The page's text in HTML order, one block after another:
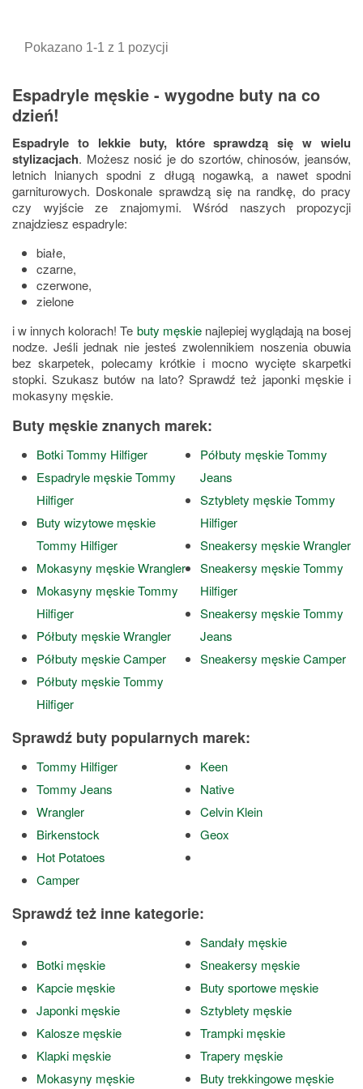
Pokazano 1-1 z 1 pozycji
Espadryle męskie - wygodne buty na co
dzień!
Espadryle to lekkie buty, które sprawdzą się w wielu
stylizacjach. Możesz nosić je do szortów, chinosów, jeansów,
letnich lnianych spodni z długą nogawką, a nawet spodni
garniturowych. Doskonale sprawdzą się na randkę, do pracy
czy wyjście ze znajomymi. Wśród naszych propozycji
znajdziesz espadryle:
białe,
czarne,
czerwone,
zielone
i w innych kolorach! Te buty męskienajlepiej wyglądają na bosej
nodze. Jeśli jednak nie jesteś zwolennikiem noszenia obuwia
bez skarpetek, polecamy krótkie i mocno wycięte skarpetki
stopki. Szukasz butów na lato? Sprawdź też japonki męskie i
mokasyny męskie.
Buty męskie znanych marek:
Botki Tommy Hilfiger
Espadryle męskie Tommy
Hilfiger
Buty wizytowe męskie
Tommy Hilfiger
Mokasyny męskie Wrangler
Mokasyny męskie Tommy
Hilfiger
Półbuty męskie Wrangler
Półbuty męskie Camper
Półbuty męskie Tommy
Hilfiger
Półbuty męskie Tommy
Jeans
Sztyblety męskie Tommy
Hilfiger
Sneakersy męskie Wrangler
Sneakersy męskie Tommy
Hilfiger
Sneakersy męskie Tommy
Jeans
Sneakersy męskie Camper
Sprawdź buty popularnych marek:
Tommy Hilfiger
Tommy Jeans
Wrangler
Birkenstock
Hot Potatoes
Camper
Keen
Native
Celvin Klein
Geox
Sprawdź też inne kategorie:
Botki męskie
Kapcie męskie
Japonki męskie
Kalosze męskie
Klapki męskie
Mokasyny męskie
Sandały męskie
Sneakersy męskie
Buty sportowe męskie
Sztyblety męskie
Trampki męskie
Trapery męskie
Buty trekkingowe męskie